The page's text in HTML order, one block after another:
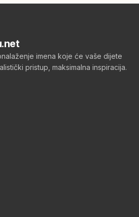
imena koje će vaše dijete
pristup, maksimalna inspiracija.